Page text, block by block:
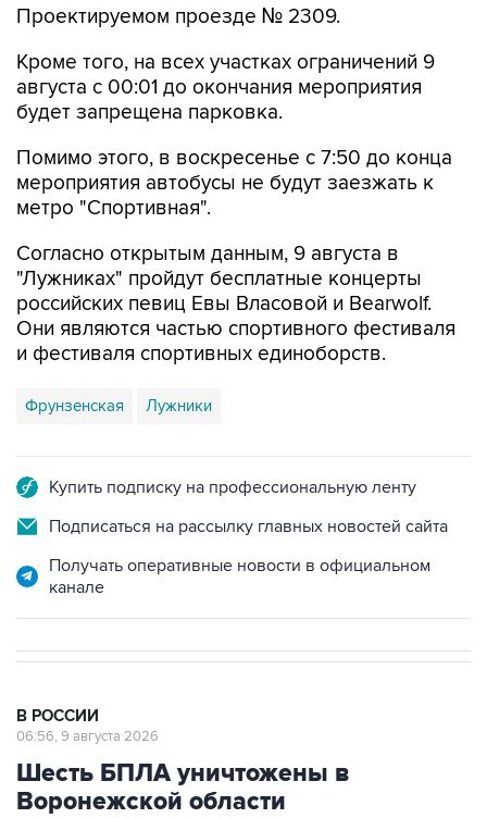
Проектируемом проезде № 2309.
Кроме того, на всех участках ограничений 9
августа с 00:01 до окончания мероприятия
будет запрещена парковка.
Помимо этого, в воскресенье с 7:50 до конца
мероприятия автобусы не будут заезжать к
метро "Спортивная".
Согласно открытым данным, 9 августа в
"Лужниках" пройдут бесплатные концерты
российских певиц Евы Власовой и Bearwolf.
Они являются частью спортивного фестиваля
и фестиваля спортивных единоборств.
Фрунзенская Лужники
Купить подписку на профессиональную ленту
Подписаться на рассылку главных новостей сайта
Получать оперативные новости в официальном
канале
В РОССИИ
06:56, 9 августа 2026
Шесть БПЛА уничтожены в
Воронежской области